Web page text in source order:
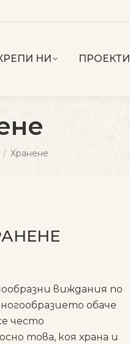
НИ ПРОЕКТИ
Хранене
виждания по
обаче
често
това, коя храна и